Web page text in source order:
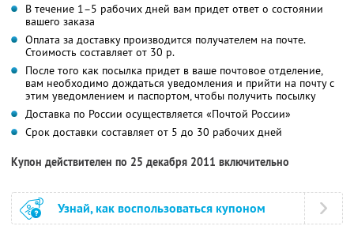
В течение 1–5 рабочих дней вам придет ответ о состоянии
вашего заказа
Оплата за доставку производится получателем на почте.
Стоимость составляет от 30 р.
После того как посылка придет в ваше почтовое отделение,
вам необходимо дождаться уведомления и прийти на почту с
этим уведомлением и паспортом, чтобы получить посылку
Доставка по России осуществляется «Почтой России»
Срок доставки составляет от 5 до 30 рабочих дней
Купон действителен по 25 декабря 2011 включительно
Узнай, как воспользоваться купоном